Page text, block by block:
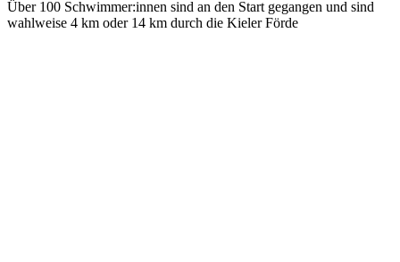
Über 100 Schwimmer:innen sind an den Start gegangen und sind
wahlweise 4 km oder 14 km durch die Kieler Förde